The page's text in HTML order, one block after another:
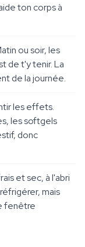
ton corps à
ou soir, les
de t'y tenir. La
de la journée.
les effets.
les softgels
donc
et sec, à l'abri
mais
fenêtre